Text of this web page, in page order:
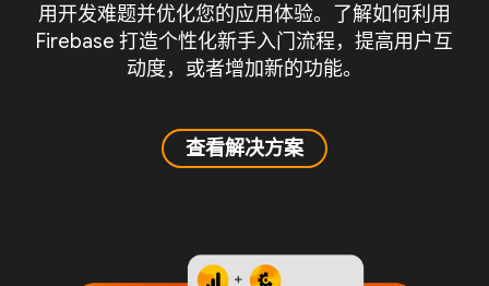
用开发难题并优化您的应用体验。了解如何利用
Firebase 打造个性化新手入门流程，提高用户互
动度，或者增加新的功能。
查看解决方案